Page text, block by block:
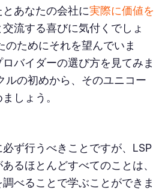
あなたの会社に実際に価値を
流する喜びに気付くでしょ
のためにそれを望んでいま
バイダーの選び方を見てみま
ルの初めから、そのユニコー
しょう。
ず行うべきことですが、LSP
るほとんどすべてのことは、
べることで学ぶことができま